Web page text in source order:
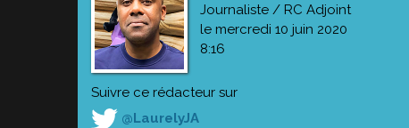
Journaliste / RC Adjoint
le mercredi 10 juin 2020
8:16
Suivre ce rédacteur sur
@LaurelyJA